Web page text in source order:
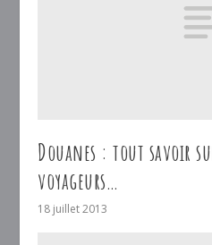
Douanes : tout savoir
voyageurs…
18 juillet 2013